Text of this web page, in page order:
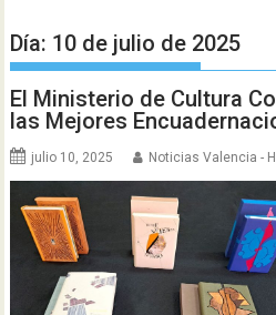
Día: 10 de julio de 2025
El Ministerio de Cultura
las Mejores
julio 10, 2025 Noticias Valencia -